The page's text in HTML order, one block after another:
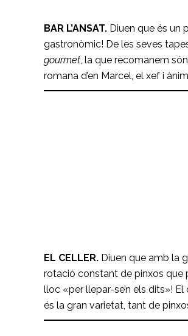
BAR L’ANSAT. Diuen que és un
gastronòmic! De les seves
gourmet, la que recomanem
romana d’en Marcel, el xef i
EL CELLER. Diuen que amb la
rotació constant de pinxos que
lloc «per llepar-se’n els dits»!
és la gran varietat, tant de